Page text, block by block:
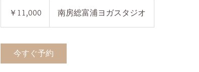
￥11,000 南房総富浦ヨガスタジオ
今すぐ予約